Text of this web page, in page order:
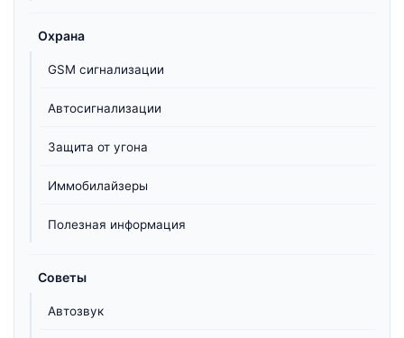
Охрана
GSM сигнализации
Автосигнализации
Защита от угона
Иммобилайзеры
Полезная информация
Советы
Автозвук